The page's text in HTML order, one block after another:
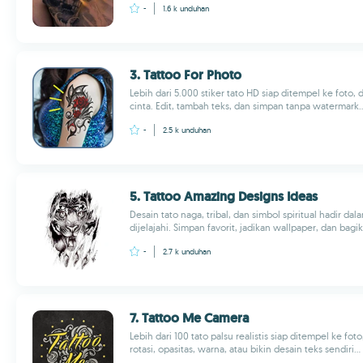
- 1.6 k unduhan
3. Tattoo For Photo
Lebih dari 5.000 stiker tato HD siap ditempel ke foto,
cinta. Edit, tambah teks, dan simpan tanpa
- 2.5 k unduhan
5. Tattoo Amazing Designs Ideas
Desain tato naga, tribal, dan simbol spiritual hadir
dijelajahi. Simpan favorit, jadikan wallpaper, dan
- 2.7 k unduhan
7. Tattoo Me Camera
Lebih dari 100 tato palsu realistis siap ditempel ke
rotasi, opasitas, warna, atau bikin desain teks sendiri...